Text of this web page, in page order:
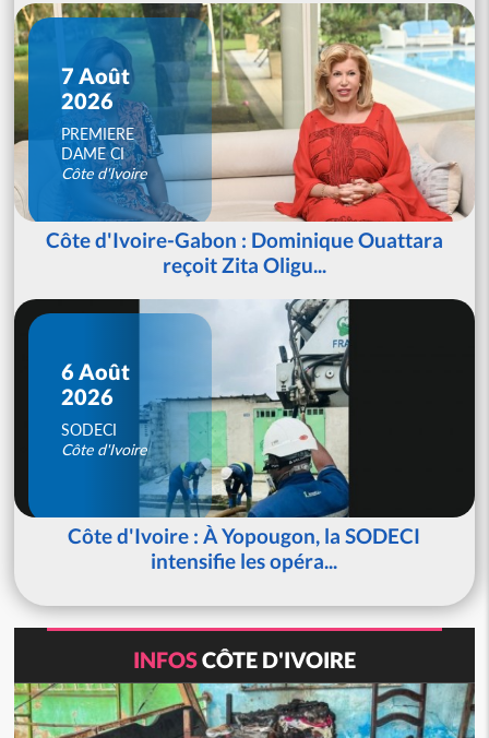
7 Août
2026
PREMIERE
DAME CI
Côte d'Ivoire
Côte d'Ivoire-Gabon : Dominique Ouattara
reçoit Zita Oligu...
6 Août
2026
SODECI
Côte d'Ivoire
Côte d'Ivoire : À Yopougon, la SODECI
intensifie les opéra...
INFOSCÔTE D'IVOIRE